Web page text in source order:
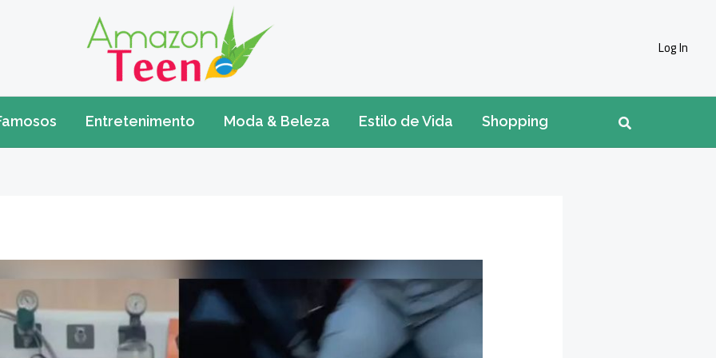
Log In
Entretenimento Moda & Beleza Estilo de Vida Shopping Pesquisar